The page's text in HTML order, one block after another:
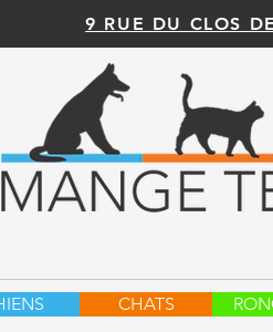
9 RUE DU CLOS
CHATS